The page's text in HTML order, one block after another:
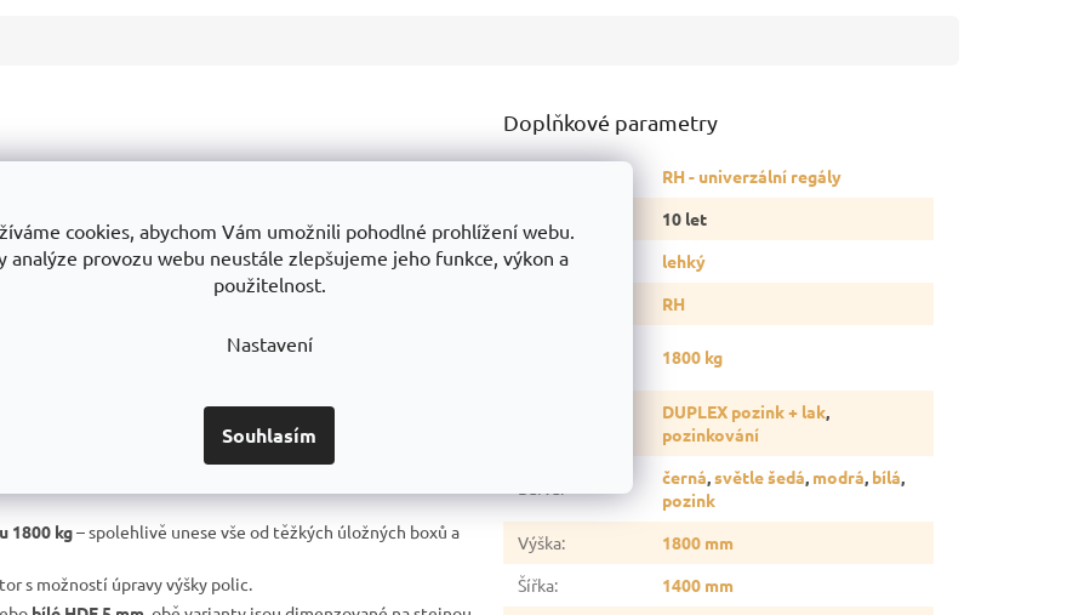
cookies, abychom Vám umožnili pohodlné prohlížení webu.
analýze provozu webu neustále zlepšujeme jeho funkce, výkon a
použitelnost.
Nastavení
Souhlasím
Třeba:
Proč je dobrou volbou Na co si dát pozor
do stojin a přitlačit je na doraz.
na pozinkovaném povrchu, pro dvojitou antikorozní ochranu.
laku nezůstává ocel „na holém plechu“ jako u běžně
1800 kg– spolehlivě unese vše od těžkých úložných boxů a
s možností úpravy výšky polic.
Doplňkové parametry
RH - univerzální regály
10 let
Typ regálu
lehký
RH
1800 kg
DUPLEX pozink + lak,
pozinkování
černá,světle šedá, modrá, bílá,
pozink
Výška:
1800 mm
Šířka:
1400 mm